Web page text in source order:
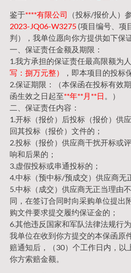
鉴于****有限公司 （投标/报价人）
2023-JQ06-W3275 (项目编号、项
判），我单位愿向你方提供如下保
一、保证责任金额及期限：
1.我方承担的保证责任最高限额为
写：捌万元整）
，即本项目的投标
2.保证期限：（本保函在投标有效
函生效之日起至**年**月**日 。）
二、保证责任内容：
1.开标（报价）后投标（报价）供
回其投标（报价）文件的；
2.投标（报价）供应商干扰开标或
响和后果的；
3.虚假投标或串通投标的；
4.中标（预中标/预成交）供应商无
5.中标（成交）供应商无正当理由
同，在签订合同时向采购单位提出
购文件要求提交履约保证金的；
6.其他违反国家和军队法律法规行为
我单位在收到你方提交的本保函原
赔通知后，（30）个工作日内，以
你方索赔金额。